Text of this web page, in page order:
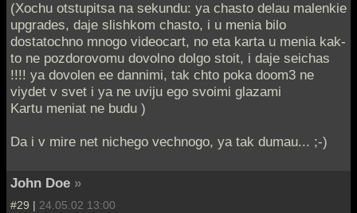
(Xochu otstupitsa na sekundu: ya chasto delau malenkie
upgrades, daje slishkom chasto, i u menia bilo
dostatochno mnogo videocart, no eta karta u menia kak-
to ne pozdorovomu dovolno dolgo stoit, i daje seichas
!!!! ya dovolen ee dannimi, tak chto poka doom3 ne
viydet v svet i ya ne uviju ego svoimi glazami
Kartu meniat ne budu )
Da i v mire net nichego vechnogo, ya tak dumau... ;-)
John Doe »
#29 | 24.05.02 13:00